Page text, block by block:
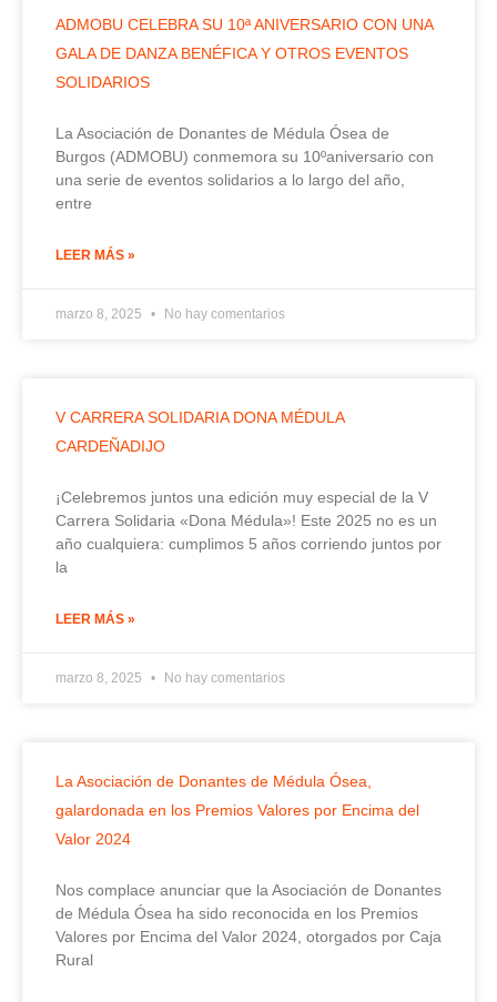
ADMOBU CELEBRA SU 10ª ANIVERSARIO CON UNA
GALA DE DANZA BENÉFICA Y OTROS EVENTOS
SOLIDARIOS
La Asociación de Donantes de Médula Ósea de
Burgos (ADMOBU) conmemora su 10ºaniversario con
una serie de eventos solidarios a lo largo del año,
entre
LEER MÁS »
marzo 8, 2025 No hay comentarios
V CARRERA SOLIDARIA DONA MÉDULA
CARDEÑADIJO
¡Celebremos juntos una edición muy especial de la V
Carrera Solidaria «Dona Médula»! Este 2025 no es un
año cualquiera: cumplimos 5 años corriendo juntos por
la
LEER MÁS »
marzo 8, 2025 No hay comentarios
La Asociación de Donantes de Médula Ósea,
galardonada en los Premios Valores por Encima del
Valor 2024
Nos complace anunciar que la Asociación de Donantes
de Médula Ósea ha sido reconocida en los Premios
Valores por Encima del Valor 2024, otorgados por Caja
Rural